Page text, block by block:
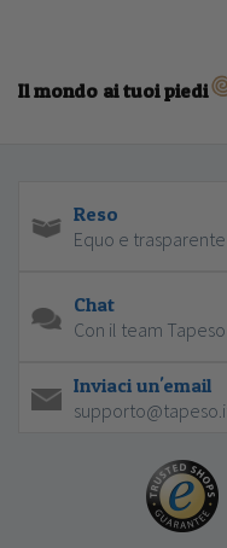
Il mondo ai tuoi piedi
Reso
Equo e trasparente
Chat
Con il team Tapeso
Inviaci un'email